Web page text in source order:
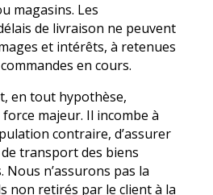
magasins. Les
de livraison ne peuvent
et intérêts, à retenues
en cours.
en tout hypothèse,
majeur. Il incombe à
contraire, d’assurer
transport des biens
n’assurons pas la
non retirés par le client à la